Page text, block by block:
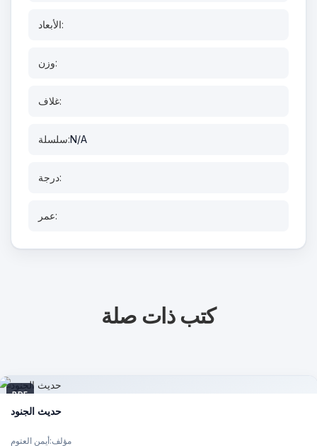
الأبعاد:
وزن:
غلاف:
سلسلة:N/A
درجة:
عمر:
كتب ذات صلة
PDF
حديث الجنود